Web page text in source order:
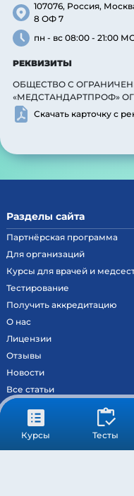
Курсы Тесты
107076, Россия,
8 ОФ 7
пн - вс 08:00 - 21:00
РЕКВИЗИТЫ
ОБЩЕСТВО С
«МЕДСТАНДАРТПРОФ»
Скачать карточку с
Разделы сайта
Партнёрская программа
Для организаций
Курсы для врачей и
Тестирование
Получить аккредитацию
О нас
Лицензии
Отзывы
Новости
Все статьи
Вход на образовательный
Сведения